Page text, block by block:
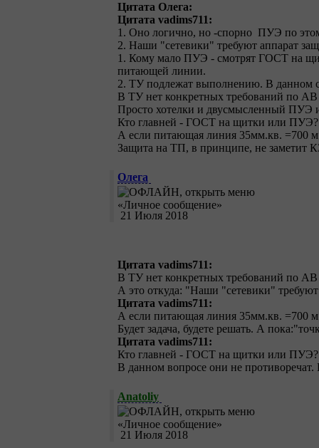
Цитата Олега:
Цитата vadims711:
1. Оно логично, но -спорно ПУЭ по
2. Наши "сетевики" требуют аппарат
1. Кому мало ПУЭ - смотрят ГОСТ на
питающей линии.
2. ТУ подлежат выполнению. В данном
В ТУ нет конкретных требований по АВ
Просто хотелки и двусмысленный ПУЭ
Кто главней - ГОСТ на щитки или ПУЭ?
А если питающая линия 35мм.кв. =700
Защита на ТП, в принципе, не заметит
Олега
21 Июля 2018
Цитата vadims711:
В ТУ нет конкретных требований по АВ
А это откуда: "Наши "сетевики"
Цитата vadims711:
А если питающая линия 35мм.кв. =700
Будет задача, будете решать. А
Цитата vadims711:
Кто главней - ГОСТ на щитки или ПУЭ?
В данном вопросе они не противоречат.
Anatoliy
21 Июля 2018